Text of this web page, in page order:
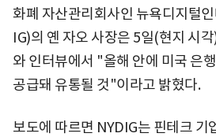
화폐 자산관리회사인 뉴욕디지털
IG)의 옌 자오 사장은 5일(현지 시
와 인터뷰에서 "올해 안에 미국 은
공급돼 유통될 것"이라고 밝혔다.
보도에 따르면 NYDIG는 핀테크 기